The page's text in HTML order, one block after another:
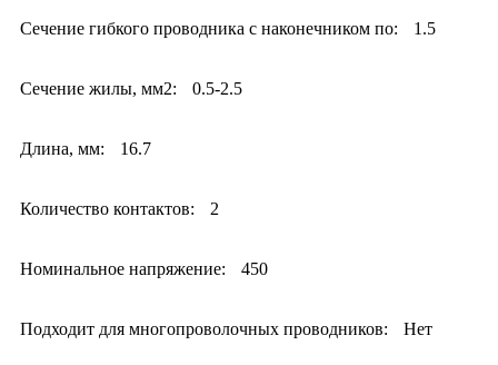
Сечение гибкого проводника с наконечником по: 1.5
Сечение жилы, мм2: 0.5-2.5
Длина, мм: 16.7
Количество контактов: 2
Номинальное напряжение: 450
Подходит для многопроволочных проводников: Нет